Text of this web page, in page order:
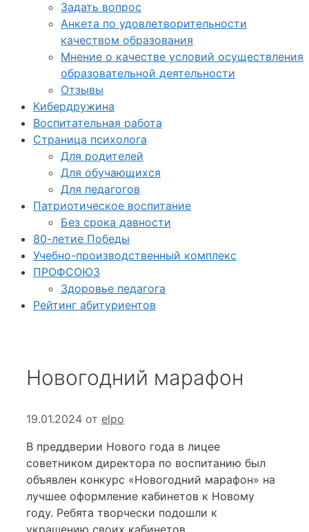
Задать вопрос
Анкета по удовлетворительности
качеством образования
Мнение о качестве условий осуществления
образовательной деятельности
Отзывы
Кибердружина
Воспитательная работа
Страница психолога
Для родителей
Для обучающихся
Для педагогов
Патриотическое воспитание
Без срока давности
80-летие Победы
Учебно-производственный комплекс
ПРОФСОЮЗ
Здоровье педагога
Рейтинг абитуриентов
Новогодний марафон
19.01.2024 от elpo
В преддверии Нового года в лицее
советником директора по воспитанию был
объявлен конкурс «Новогодний марафон» на
лучшее оформление кабинетов к Новому
году. Ребята творчески подошли к
украшению своих кабинетов.